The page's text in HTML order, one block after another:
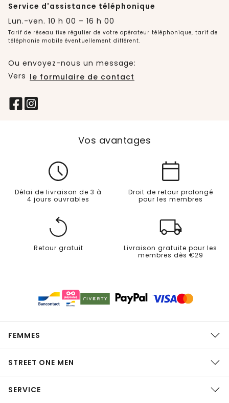
Service d'assistance téléphonique
Lun.-ven. 10 h 00 – 16 h 00
Tarif de réseau fixe régulier de votre opérateur téléphonique, tarif de
téléphonie mobile éventuellement différent.
Ou envoyez-nous un message:
Vers le formulaire de contact
Vos avantages
Délai de livraison de 3 à
4 jours ouvrables
Droit de retour prolongé
pour les membres
Retour gratuit
Livraison gratuite pour les
membres dès €29
FEMMES
STREET ONE MEN
SERVICE